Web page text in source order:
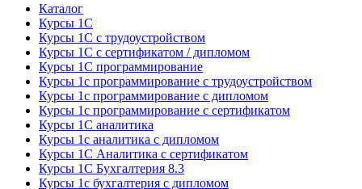
Каталог
Курсы 1С
Курсы 1С с трудоустройством
Курсы 1С с сертификатом / дипломом
Курсы 1С программирование
Курсы 1с программирование с трудоустройством
Курсы 1с программирование с дипломом
Курсы 1с программирование с сертификатом
Курсы 1С аналитика
Курсы 1с аналитика с дипломом
Курсы 1С Аналитика с сертификатом
Курсы 1С Бухгалтерия 8.3
Курсы 1с бухгалтерия с дипломом